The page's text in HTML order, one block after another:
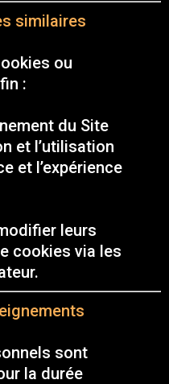
similaires
ou
:
du Site
et l’utilisation
et l’expérience
leurs
cookies via les
sont
la durée